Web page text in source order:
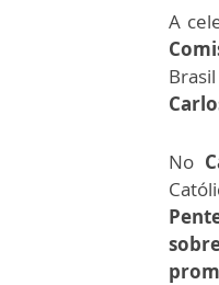
A
Brasil
No